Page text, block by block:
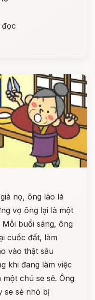
đọc
nọ, ông lão là
vợ ông lại là một
buổi sáng, ông
cuốc đất, làm
vào thật sâu
khi đang làm việc
chú se sẻ. Ông
se sẻ nhỏ bị